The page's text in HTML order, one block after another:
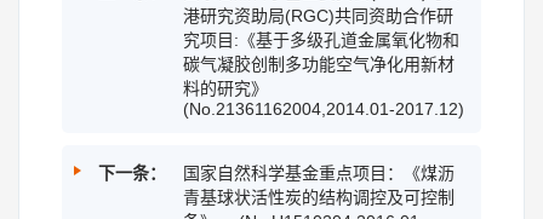
港研究资助局(RGC)共同资助合作研
究项目:《基于多级孔道金属氧化物和
碳气凝胶创制多功能空气净化用新材
料的研究》
(No.21361162004,2014.01-2017.12)
下一条：
国家自然科学基金重点项目：《煤沥
青基球状活性炭的结构调控及可控制